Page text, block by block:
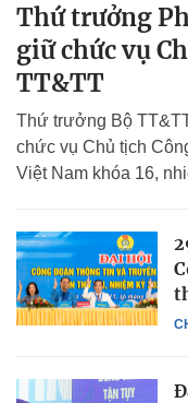
Thứ trưởng
giữ chức vụ
TT&TT
Thứ trưởng Bộ
chức vụ Chủ tịch
Việt Nam khóa 16,